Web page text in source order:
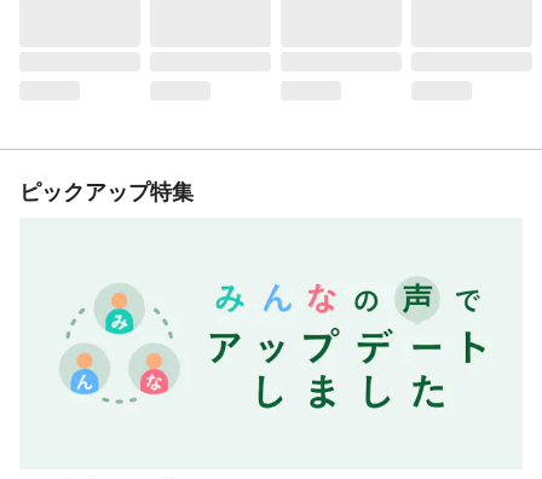
ピックアップ特集